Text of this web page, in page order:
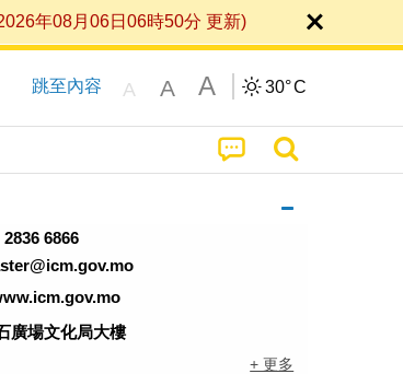
年08月06日06時50分 更新)
跳至內容 A A A 30°C
2836 6866
廣場文化局大樓
+ 更多